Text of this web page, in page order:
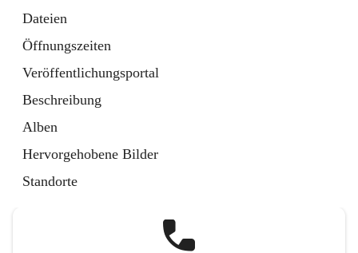
Dateien
Öffnungszeiten
Veröffentlichungsportal
Beschreibung
Alben
Hervorgehobene Bilder
Standorte